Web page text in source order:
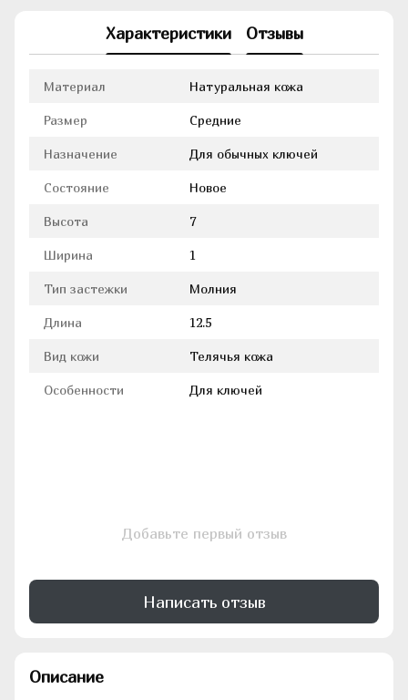
Характеристики Отзывы
Материал Натуральная кожа
Размер Средние
Назначение Для обычных ключей
Состояние Новое
Высота 7
Ширина 1
Тип застежки Молния
Длина 12.5
Вид кожи Телячья кожа
Особенности Для ключей
Добавьте первый отзыв
Написать отзыв
Описание